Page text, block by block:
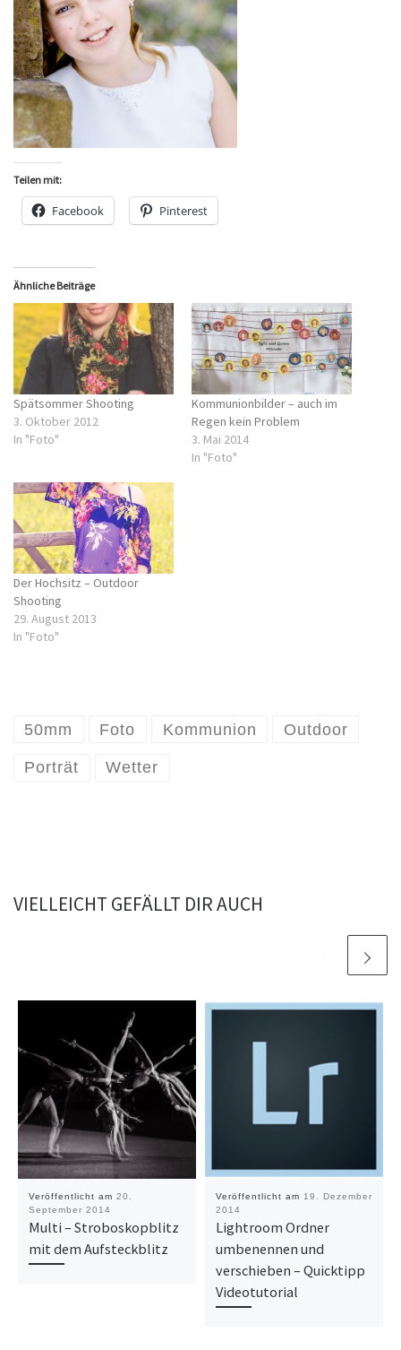
Teilen mit:
Facebook Pinterest
Ähnliche Beiträge
Spätsommer Shooting
3. Oktober 2012
In "Foto"
Kommunionbilder – auch im
Regen kein Problem
3. Mai 2014
In "Foto"
Der Hochsitz – Outdoor
Shooting
29. August 2013
In "Foto"
50mm Foto Kommunion Outdoor
Porträt Wetter
VIELLEICHT GEFÄLLT DIR AUCH
Veröffentlicht am 20.
September 2014
Multi – Stroboskopblitz
mit dem Aufsteckblitz
Veröffentlicht am 19. Dezember
2014
Lightroom Ordner
umbenennen und
verschieben – Quicktipp
Videotutorial